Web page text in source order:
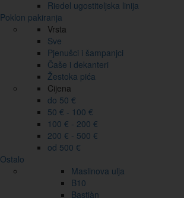
Riedel ugostiteljska linija
Poklon pakiranja
Vrsta
Sve
Pjenušci i šampanjci
Čaše i dekanteri
Žestoka pića
Cijena
do 50 €
50 € - 100 €
100 € - 200 €
200 € - 500 €
od 500 €
Ostalo
Maslinova ulja
B10
Bastiàn